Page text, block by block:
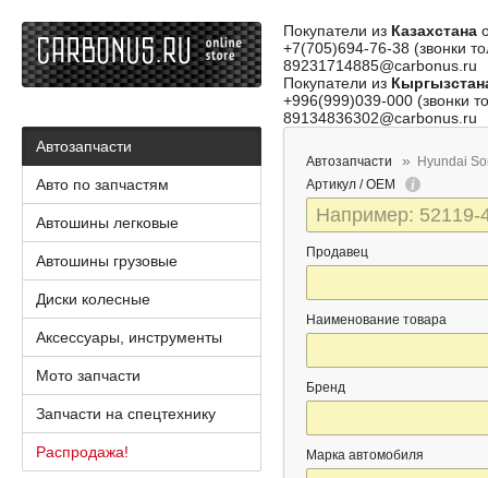
Покупатели из Казахстана
+7(705)694-76-38 (звонки
89231714885@carbonus.ru
Покупатели из
+996(999)039-000 (звонки
89134836302@carbonus.ru
Автозапчасти
Hyundai
Артикул / OEM
Продавец
Наименование товара
Бренд
Марка автомобиля
Автозапчасти
Авто по запчастям
Автошины легковые
Автошины грузовые
Диски колесные
Аксессуары, инструменты
Мото запчасти
Запчасти на спецтехнику
Распродажа!